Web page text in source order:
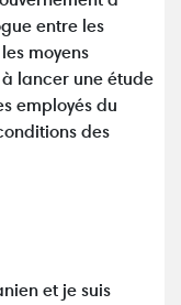
entre les
moyens
lancer une étude
employés du
des
et je suis